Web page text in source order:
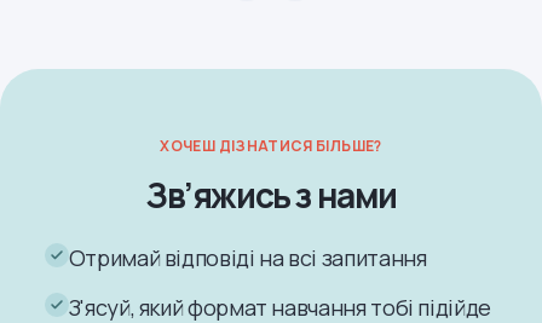
ХОЧЕШ ДІЗНАТИСЯ БІЛЬШЕ?
Зв’яжись з нами
Отримай відповіді на всі запитання
З'ясуй, який формат навчання тобі підійде